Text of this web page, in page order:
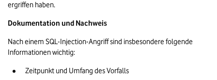
ergriffen haben.
Dokumentation und Nachweis
Nach einem SQL-Injection-Angriff sind insbesondere folgende
Informationen wichtig:
Zeitpunkt und Umfang des Vorfalls